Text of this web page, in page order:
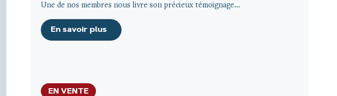
Une de nos membres nous livre son précieux témoignage...
En savoir plus
EN VENTE